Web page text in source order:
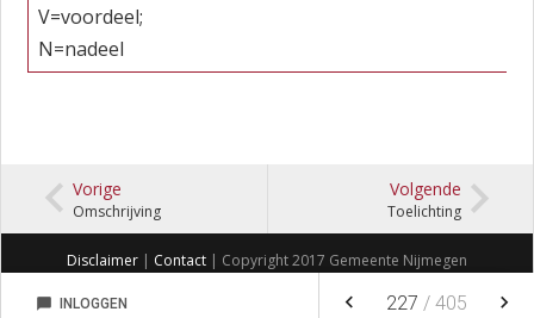
V=voordeel;
N=nadeel
Vorige
Omschrijving
Volgende
Toelichting
Disclaimer | Contact | Copyright 2017 Gemeente Nijmegen
FAVORIETEN
chat_bubble INLOGGEN keyboard_arrow_left 227 / 405 keyboard_arrow_right